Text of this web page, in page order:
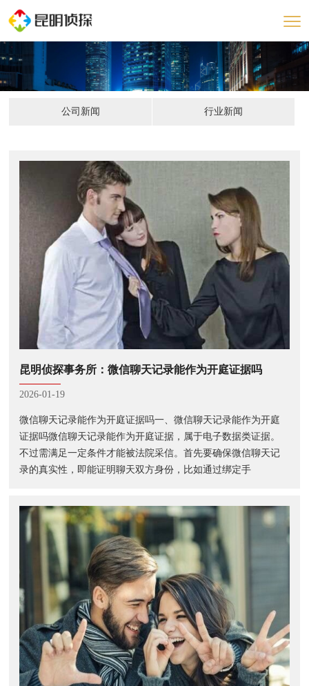
公司新闻 行业新闻
昆明侦探事务所：微信聊天记录能作为开庭证据吗
2026-01-19
微信聊天记录能作为开庭证据吗一、微信聊天记录能作为开庭
证据吗微信聊天记录能作为开庭证据，属于电子数据类证据。
不过需满足一定条件才能被法院采信。首先要确保微信聊天记
录的真实性，即能证明聊天双方身份，比如通过绑定手